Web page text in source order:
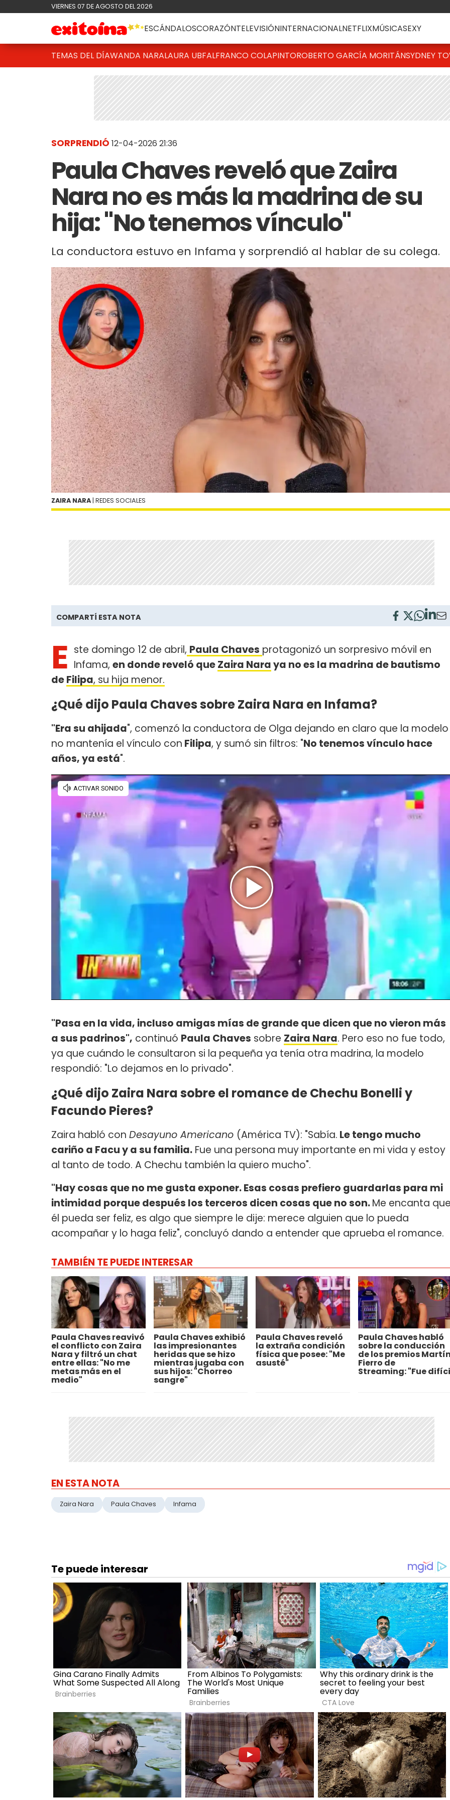
VIERNES 07 DE AGOSTO DEL 2026
ESCÁNDALOSCORAZÓNTELEVISIÓNINTERNACIONALNETFLIXMÚSICASEXY
TEMAS DEL DÍAWANDA NARALAURA UBFALFRANCO COLAPINTOROBERTO GARCÍA MORITÁNSYDNEY
SORPRENDIÓ 12-04-2026 21:36
Paula Chaves reveló que Zaira
Nara no es más la madrina de su
hija: "No tenemos vínculo"
La conductora estuvo en Infama y sorprendió al hablar de su colega.
ZAIRA NARA | REDES SOCIALES
COMPARTÍ ESTA NOTA
E ste domingo 12 de abril, Paula Chaves protagonizó un sorpresivo móvil en
Infama, en donde reveló queZaira Naraya no es la madrina de bautismo
deFilipa, su hija menor.
¿Qué dijo Paula Chaves sobre Zaira Nara en Infama?
"Era su ahijada", comenzó la conductora de Olga dejando en claro que la modelo
no mantenía el vínculo con Filipa, y sumó sin filtros: "No tenemos vínculo hace
años, ya está".
"Pasa en la vida, incluso amigas mías de grande que dicen que no vieron más
a sus padrinos", continuó Paula Chaves sobre Zaira Nara. Pero eso no fue todo,
ya que cuándo le consultaron si la pequeña ya tenía otra madrina, la modelo
respondió: "Lo dejamos en lo privado".
¿Qué dijo Zaira Nara sobre el romance de Chechu Bonelli y
Facundo Pieres?
Zaira habló con Desayuno Americano (América TV): "Sabía. Le tengo mucho
cariño a Facu y a su familia. Fue una persona muy importante en mi vida y estoy
al tanto de todo. A Chechu también la quiero mucho".
"Hay cosas que no me gusta exponer. Esas cosas prefiero guardarlas para mi
intimidad porque después los terceros dicen cosas que no son.Me encanta
él pueda ser feliz, es algo que siempre le dije: merece alguien que lo pueda
acompañar y lo haga feliz", concluyó dando a entender que aprueba el romance.
TAMBIÉN TE PUEDE INTERESAR
Paula Chaves reavivó
el conflicto con Zaira
Nara y filtró un chat
entre ellas: "No me
metas más en el
medio"
Paula Chaves exhibió
las impresionantes
heridas que se hizo
mientras jugaba con
sus hijos: "Chorreo
sangre"
Paula Chaves reveló
la extraña condición
física que posee: "Me
asusté"
Paula Chaves habló
sobre la conducción
de los premios
Fierro de
Streaming: "Fue
EN ESTA NOTA
Zaira Nara Paula Chaves Infama